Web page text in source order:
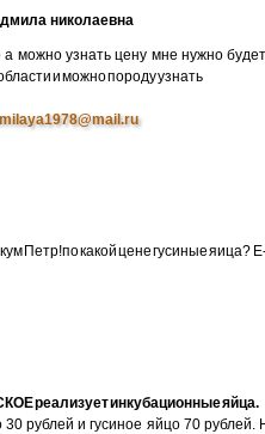
николаевна
а можно узнать цену мне нужно
и можно породу узнать
Петр!по какой цене гусиные яица?
реализует инкубационные яйца.
рублей и гусиное яйцо 70